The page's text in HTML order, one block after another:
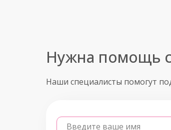
Наши специалисты помогут
Введите ваше имя
Нужна помощь